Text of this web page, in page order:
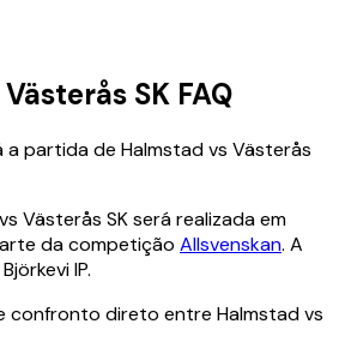
SK FAQ
a partida de Halmstad vs Västerås
Västerås SK será realizada em
da competição Allsvenskan. A
IP.
confronto direto entre Halmstad vs